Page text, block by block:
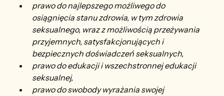
prawo do najlepszego możliwego do
osiągnięcia stanu zdrowia, w tym zdrowia
seksualnego, wraz z możliwością przeżywania
przyjemnych, satysfakcjonujących i
bezpiecznych doświadczeń seksualnych,
prawo do edukacji i wszechstronnej edukacji
seksualnej,
prawo do swobody wyrażania swojej